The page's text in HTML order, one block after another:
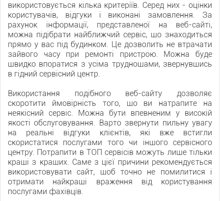
використовується кілька критеріїв. Серед них - оцінки
користувачів, відгуки і виконані замовлення. За
рахунок інформації, представленої на веб-сайті,
можна підібрати найближчий сервіс, що знаходиться
прямо у вас під будинком. Це дозволить не втрачати
зайвого часу при ремонті пристрою. Можна буде
швидко впоратися з усіма труднощами, звернувшись
в гідний сервісний центр.
Використання подібного веб-сайту дозволяє
скоротити ймовірність того, що ви натрапите на
неякісний сервіс. Можна бути впевненим у високій
якості обслуговування. Варто звернути пильну увагу
на реальні відгуки клієнтів, які вже встигли
скористатися послугами того чи іншого сервісного
центру. Потрапити в ТОП сервісів можуть лише тільки
кращі з кращих. Саме з цієї причини рекомендується
використовувати сайт, щоб точно не помилитися і
отримати найкращі враження від користування
послугами фахівців.